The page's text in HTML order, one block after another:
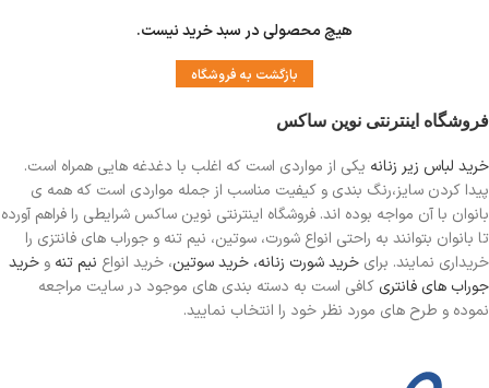
هیچ محصولی در سبد خرید نیست.
بازگشت به فروشگاه
فروشگاه اینترنتی نوین ساکس
خرید لباس زیر زنانه یکی از مواردی است که اغلب با دغدغه هایی همراه است.
پیدا کردن سایز،رنگ بندی و کیفیت مناسب از جمله مواردی است که همه ی
بانوان با آن مواجه بوده اند. فروشگاه اینترنتی نوین ساکس شرایطی را فراهم آورده
تا بانوان بتوانند به راحتی انواع شورت، سوتین، نیم تنه و جوراب های فانتزی را
خریداری نمایند. برای خرید شورت زنانه، خرید سوتین، خرید انواع نیم تنه و خرید
جوراب های فانتری کافی است به دسته بندی های موجود در سایت مراجعه
نموده و طرح های مورد نظر خود را انتخاب نمایید.